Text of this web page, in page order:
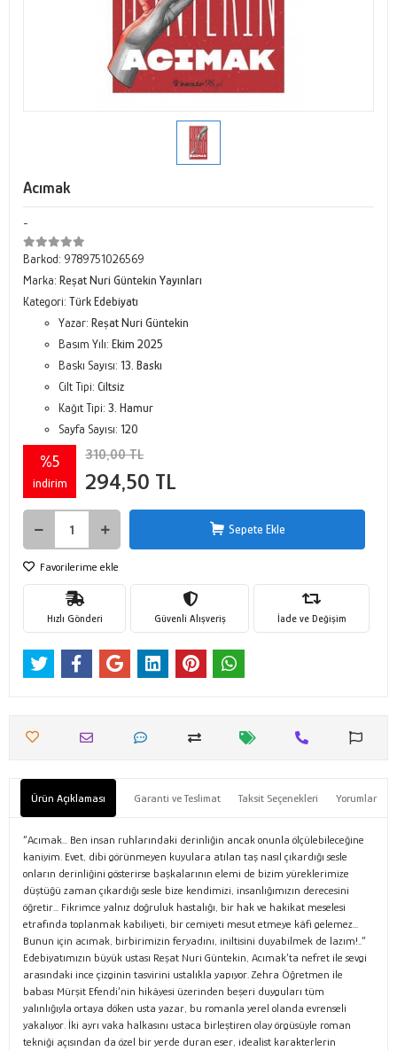
Acımak
-
Barkod: 9789751026569
Marka: Reşat Nuri Güntekin Yayınları
Kategori: Türk Edebiyatı
Yazar: Reşat Nuri Güntekin
Basım Yılı: Ekim 2025
Baskı Sayısı: 13. Baskı
Cilt Tipi: Ciltsiz
Kağıt Tipi: 3. Hamur
Sayfa Sayısı: 120
%5
indirim
310,00 TL
294,50 TL
Sepete Ekle
Favorilerime ekle
Hızlı Gönderi Güvenli Alışveriş İade ve Değişim
Ürün Açıklaması Garanti ve Teslimat Taksit Seçenekleri Yorumlar
“Acımak... Ben insan ruhlarındaki derinliğin ancak onunla ölçülebileceğine
kaniyim. Evet, dibi görünmeyen kuyulara atılan taş nasıl çıkardığı sesle
onların derinliğini gösterirse başkalarının elemi de bizim yüreklerimize
düştüğü zaman çıkardığı sesle bize kendimizi, insanlığımızın derecesini
öğretir... Fikrimce yalnız doğruluk hastalığı, bir hak ve hakikat meselesi
etrafında toplanmak kabiliyeti, bir cemiyeti mesut etmeye kâfi gelemez...
Bunun için acımak, birbirimizin feryadını, iniltisini duyabilmek de lazım!..”
Edebiyatımızın büyük ustası Reşat Nuri Güntekin, Acımak’ta nefret ile sevgi
arasındaki ince çizginin tasvirini ustalıkla yapıyor. Zehra Öğretmen ile
babası Mürşit Efendi’nin hikâyesi üzerinden beşeri duyguları tüm
yalınlığıyla ortaya döken usta yazar, bu romanla yerel olanda evrenseli
yakalıyor. İki ayrı vaka halkasını ustaca birleştiren olay örgüsüyle roman
tekniği açısından da özel bir yerde duran eser, idealist karakterlerin